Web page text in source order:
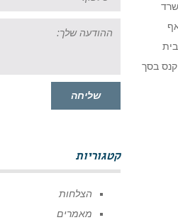
אף
בית
קנס בסך
שלך:
שליחה
קטגוריות
הצלחות
מאמרים